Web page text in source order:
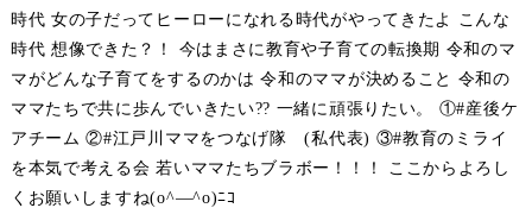
時代 女の子だってヒーローになれる時代がやってきたよ こんな
時代 想像できた？！ 今はまさに教育や子育ての転換期 令和のマ
マがどんな子育てをするのかは 令和のママが決めること 令和の
ママたちで共に歩んでいきたい?? 一緒に頑張りたい。 ①#産後ケ
アチーム ②#江戸川ママをつなげ隊 (私代表) ③#教育のミライ
を本気で考える会 若いママたちブラボー！！！ ここからよろし
くお願いしますね(o^―^o)ﾆｺ